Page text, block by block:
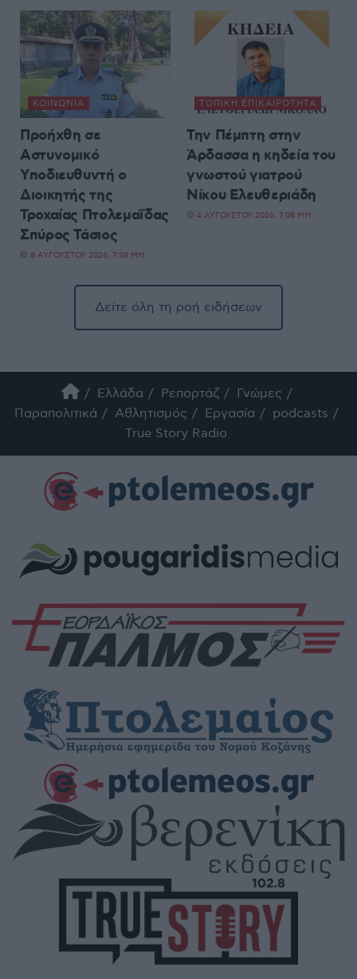
ΚΟΙΝΩΝΊΑ
Προήχθη σε
Αστυνομικό
Υποδιευθυντή ο
Διοικητής της
Τροχαίας Πτολεμαΐδας
Σπύρος Τάσιος
8 ΑΥΓΟΎΣΤΟΥ 2026, 7:38 ΜΜ
ΤΟΠΙΚΉ ΕΠΙΚΑΙΡΌΤΗΤΑ
Την Πέμπτη στην
Άρδασσα η κηδεία του
γνωστού γιατρού
Νίκου Ελευθεριάδη
4 ΑΥΓΟΎΣΤΟΥ 2026, 7:08 ΜΜ
Δείτε όλη τη ροή ειδήσεων
Ελλάδα Ρεπορτάζ
Γνώμες
Παραπολιτικά
Αθλητισμός Εργασία
podcasts
True Story Radio